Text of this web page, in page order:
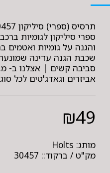
ספרי סיליקון לגומיות
והגנה על גומיות
שכבת הגנה עדינה
סביבה קשים | אצלנו ב-
אביזרים וגאדג'טים לכל
₪49
מותג: Holts
מק"ט / ברקוד:: 30457